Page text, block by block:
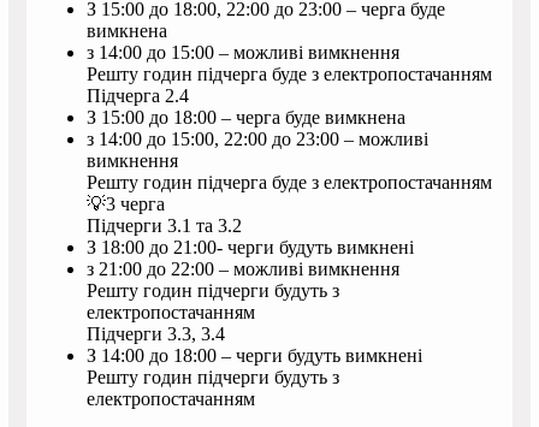
З 15:00 до 18:00, 22:00 до 23:00 – черга буде
вимкнена
з 14:00 до 15:00 – можливі вимкнення
Решту годин підчерга буде з електропостачанням
Підчерга 2.4
З 15:00 до 18:00 – черга буде вимкнена
з 14:00 до 15:00, 22:00 до 23:00 – можливі
вимкнення
Решту годин підчерга буде з електропостачанням
💡3 черга
Підчерги 3.1 та 3.2
З 18:00 до 21:00- черги будуть вимкнені
з 21:00 до 22:00 – можливі вимкнення
Решту годин підчерги будуть з
електропостачанням
Підчерги 3.3, 3.4
З 14:00 до 18:00 – черги будуть вимкнені
Решту годин підчерги будуть з
електропостачанням